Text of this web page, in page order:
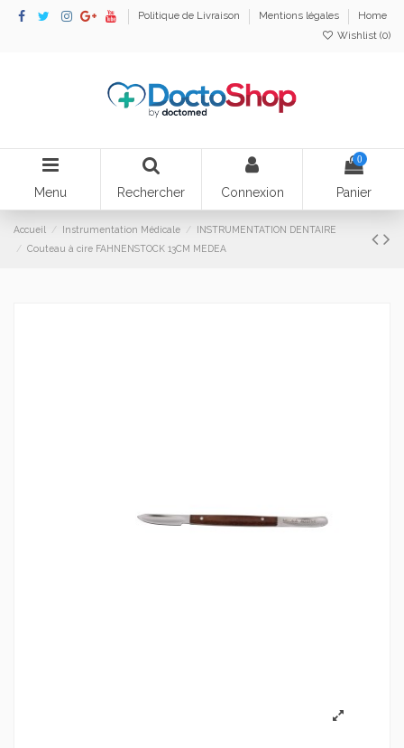
Politique de Livraison Mentions légales
Home
Wishlist (0)
Menu Rechercher Connexion
0
Panier
Accueil Instrumentation Médicale
INSTRUMENTATION DENTAIRE
Couteau à cire FAHNENSTOCK 13CM MEDEA